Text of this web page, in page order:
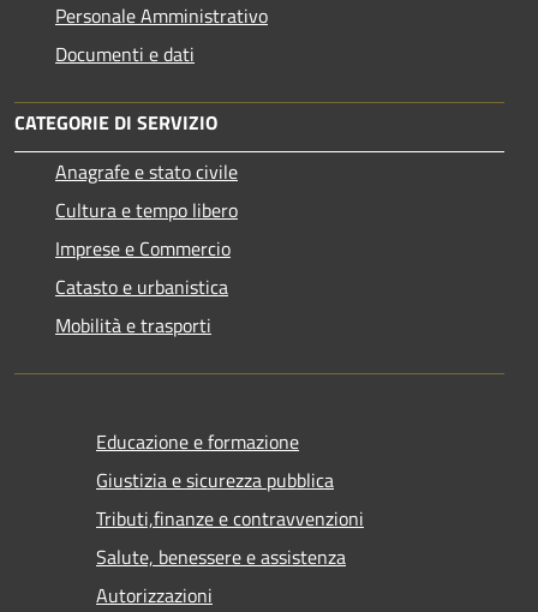
Personale Amministrativo
Documenti e dati
CATEGORIE DI SERVIZIO
Anagrafe e stato civile
Cultura e tempo libero
Imprese e Commercio
Catasto e urbanistica
Mobilità e trasporti
Educazione e formazione
Giustizia e sicurezza pubblica
Tributi,finanze e contravvenzioni
Salute, benessere e assistenza
Autorizzazioni